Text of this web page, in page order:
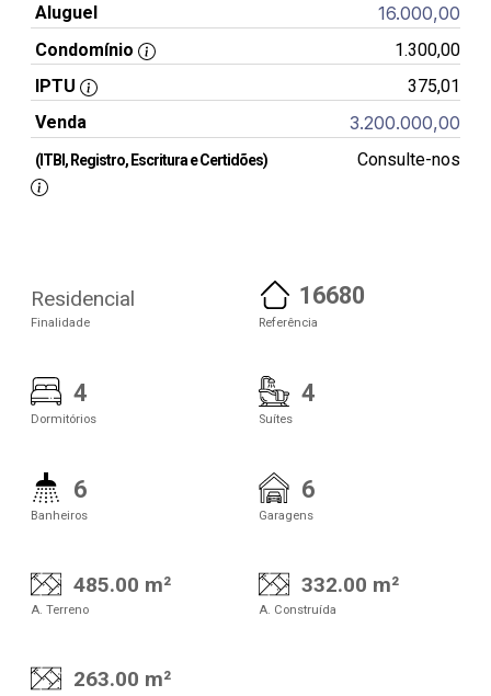
Aluguel 16.000,00
Condomínio
1.300,00
IPTU
375,01
Venda
3.200.000,00
(ITBI, Registro, Escritura e Certidões) Consulte-nos
Residencial
Finalidade
16680
Referência
4
Dormitórios
4
Suítes
6
Banheiros
6
Garagens
485.00 m²
A. Terreno
332.00 m²
A. Construída
263.00 m²